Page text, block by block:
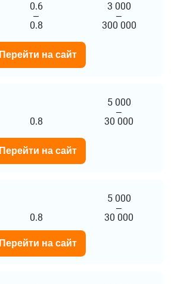
0.6
–
0.8
3 000
–
300 000
Перейти на сайт
0.8
5 000
–
30 000
Перейти на сайт
0.8
5 000
–
30 000
Перейти на сайт